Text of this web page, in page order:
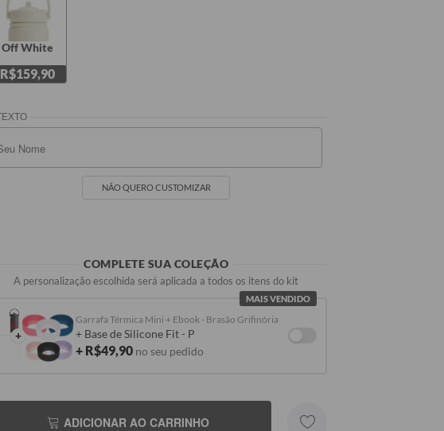
Seu Nome
Off White
R$159,90
NÃO QUERO CUSTOMIZAR
COMPLETE SUA COLEÇÃO
A personalização escolhida será aplicada a todos os itens do kit
MAIS VENDIDO
+
Garrafa Térmica Mini + Ebook - Brasão Grifinória
+ Base de Silicone Fit - P
+ R$49,90 no seu pedido
ADICIONAR AO CARRINHO